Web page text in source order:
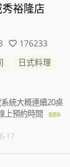
裕隆店
176233
日式料理
統大概連續20桌
上預約時間
看更多
17